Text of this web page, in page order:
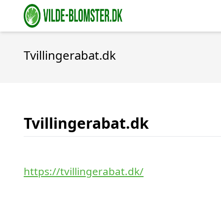
Tvillingerabat.dk
Tvillingerabat.dk
https://tvillingerabat.dk/